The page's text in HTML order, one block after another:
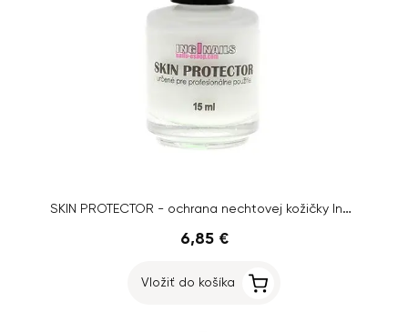
SKIN PROTECTOR - ochrana nechtovej kožičky Inginails, 15ml
6,85 €
Vložiť do košíka